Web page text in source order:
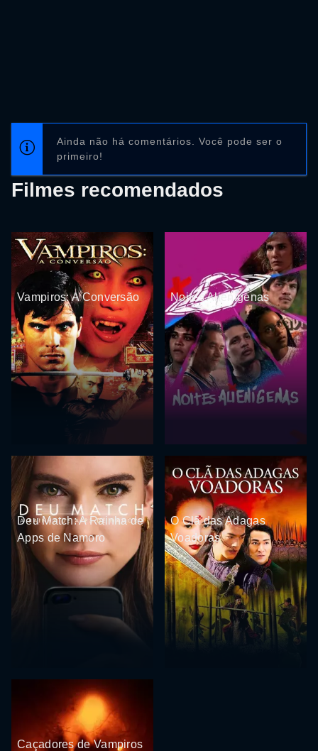
Ainda não há comentários. Você pode ser o
primeiro!
Filmes recomendados
Vampiros: A Conversão Noites Alienígenas
Deu Match: A Rainha de
Apps de Namoro
O Clã das Adagas
Voadoras
Caçadores de Vampiros